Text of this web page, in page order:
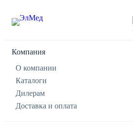
Компания
О компании
Каталоги
Дилерам
Доставка и оплата